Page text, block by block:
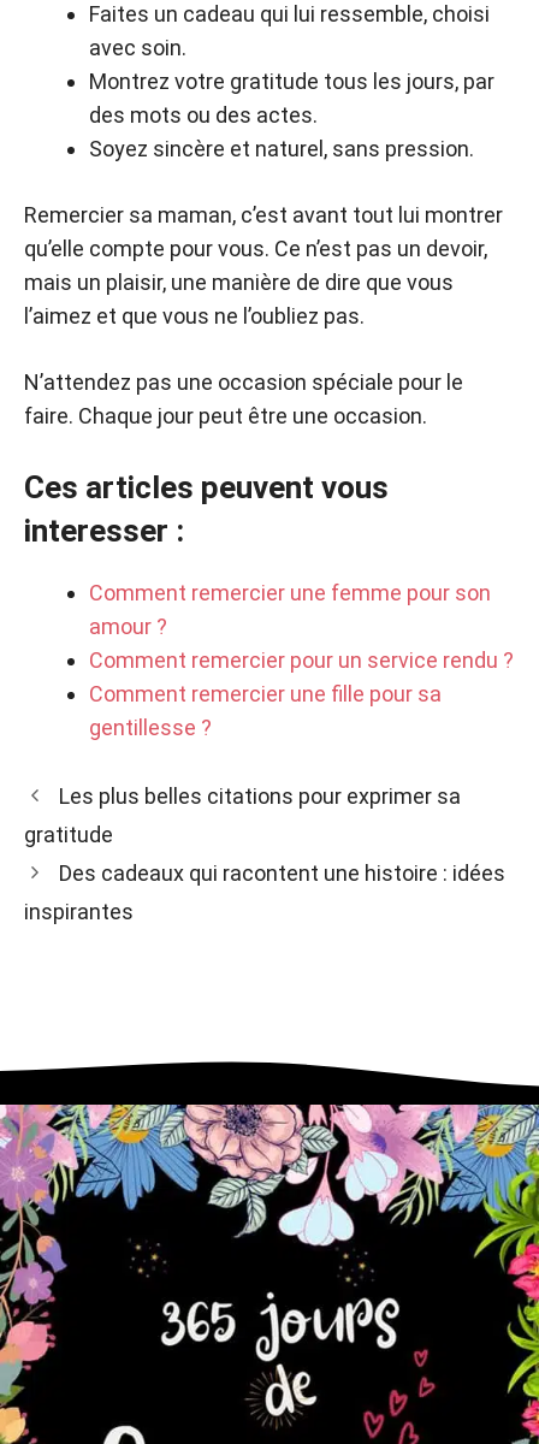
Faites un cadeau qui lui ressemble, choisi
avec soin.
Montrez votre gratitude tous les jours, par
des mots ou des actes.
Soyez sincère et naturel, sans pression.
Remercier sa maman, c’est avant tout lui montrer
qu’elle compte pour vous. Ce n’est pas un devoir,
mais un plaisir, une manière de dire que vous
l’aimez et que vous ne l’oubliez pas.
N’attendez pas une occasion spéciale pour le
faire. Chaque jour peut être une occasion.
Ces articles peuvent vous
interesser :
Comment remercier une femme pour son
amour ?
Comment remercier pour un service rendu ?
Comment remercier une fille pour sa
gentillesse ?
Les plus belles citations pour exprimer sa
gratitude
Des cadeaux qui racontent une histoire : idées
inspirantes